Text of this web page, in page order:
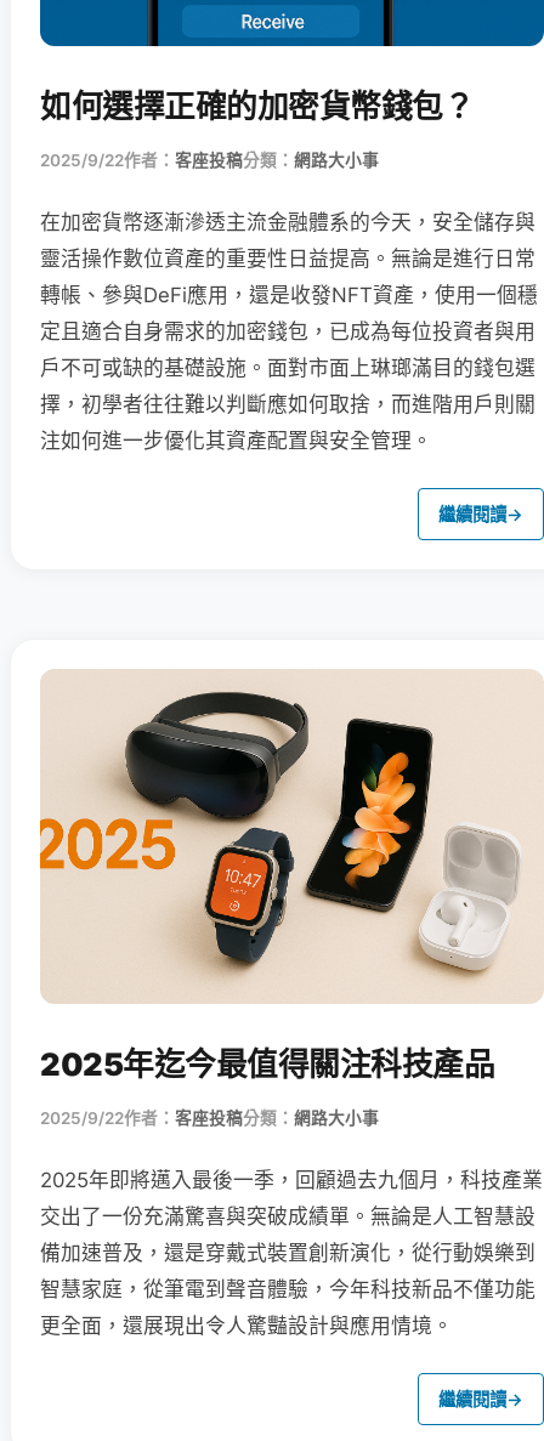
如何選擇正確的加密貨幣錢包？
2025/9/22作者： 客座投稿分類： 網路大小事
在加密貨幣逐漸滲透主流金融體系的今天，安全儲存與
靈活操作數位資產的重要性日益提高。無論是進行日常
轉帳、參與DeFi應用，還是收發NFT資產，使用一個穩
定且適合自身需求的加密錢包，已成為每位投資者與用
戶不可或缺的基礎設施。面對市面上琳瑯滿目的錢包選
擇，初學者往往難以判斷應如何取捨，而進階用戶則關
注如何進一步優化其資產配置與安全管理。
繼續閱讀→
2025年迄今最值得關注科技產品
2025/9/22作者： 客座投稿分類： 網路大小事
2025年即將邁入最後一季，回顧過去九個月，科技產業
交出了一份充滿驚喜與突破成績單。無論是人工智慧設
備加速普及，還是穿戴式裝置創新演化，從行動娛樂到
智慧家庭，從筆電到聲音體驗，今年科技新品不僅功能
更全面，還展現出令人驚豔設計與應用情境。
繼續閱讀→